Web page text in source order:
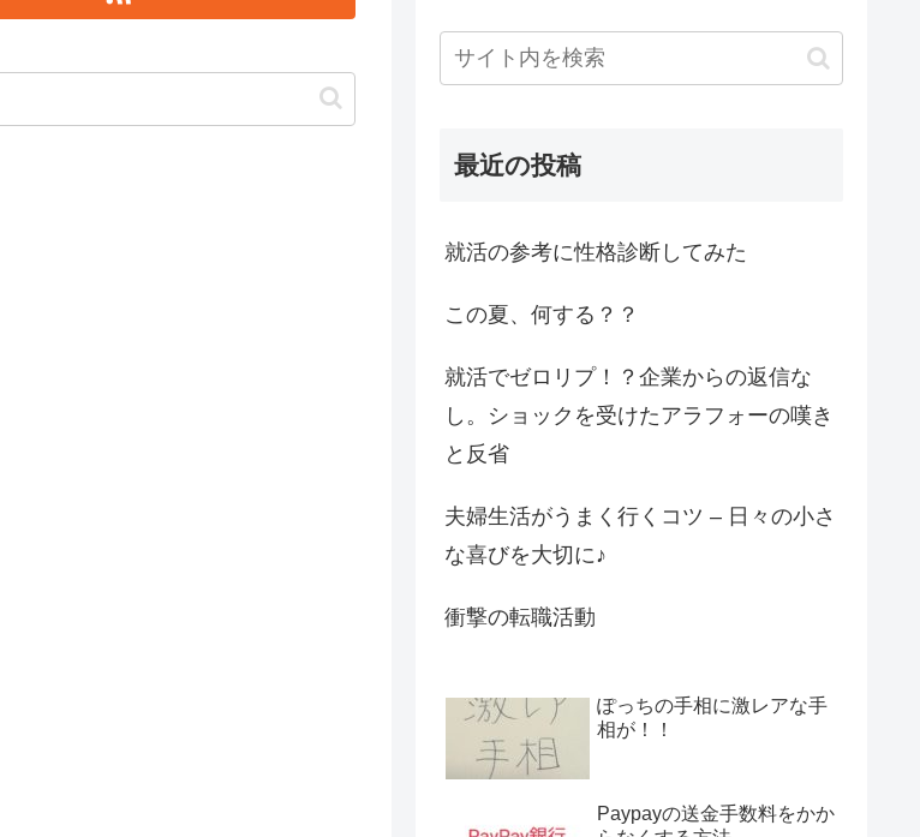
最近の投稿
就活の参考に性格診断してみた
この夏、何する？？
就活でゼロリプ！？企業からの返信な
し。ショックを受けたアラフォーの嘆き
と反省
夫婦生活がうまく行くコツ – 日々の小さ
な喜びを大切に♪
衝撃の転職活動
ぽっちの手相に激レアな手
相が！！
Paypayの送金手数料をかか